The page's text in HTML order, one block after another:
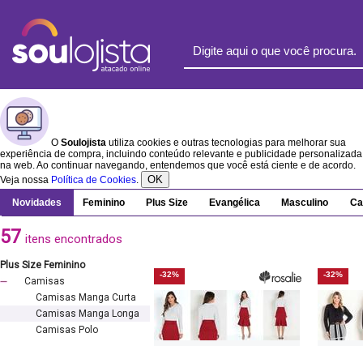
O Soulojista utiliza cookies e outras tecnologias para melhorar sua
experiência de compra, incluindo conteúdo relevante e publicidade personalizada
na web. Ao continuar navegando, entendemos que você está ciente e de acordo.
Veja nossa Política de Cookies. OK
Novidades Feminino Plus Size Evangélica Masculino
57 itens encontrados
Plus Size Feminino
Camisas
Camisas Manga Curta
Camisas Manga Longa
Camisas Polo
-32% -32%